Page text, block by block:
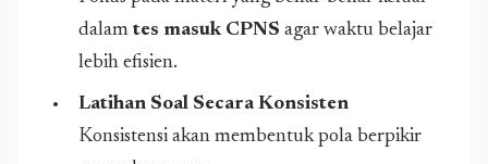
dalam tes masuk CPNS agar waktu belajar
lebih efisien.
Latihan Soal Secara Konsisten
Konsistensi akan membentuk pola berpikir